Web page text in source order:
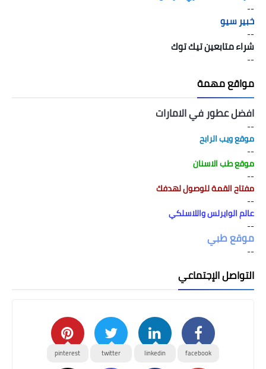
--
خبير سيو
--
شراء متابعين تيك توك
--
مواقع مهمة
افضل عطور في الامارات
--
موقع ويب الرابح
--
موقع طب الاسنان
--
مفتاح القمة للوصول لهدفك
--
عالم الوايرلس واللاسلكي
--
موقع طبي
--
التواصل الإجتماعي
facebook
linkedin
twitter
pinterest